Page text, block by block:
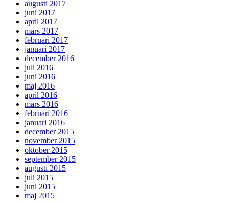
augusti 2017
juni 2017
april 2017
mars 2017
februari 2017
januari 2017
december 2016
juli 2016
juni 2016
maj 2016
april 2016
mars 2016
februari 2016
januari 2016
december 2015
november 2015
oktober 2015
september 2015
augusti 2015
juli 2015
juni 2015
maj 2015